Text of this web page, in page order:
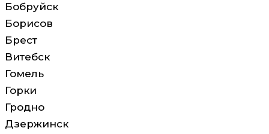
Бобруйск
Борисов
Брест
Витебск
Гомель
Горки
Гродно
Дзержинск